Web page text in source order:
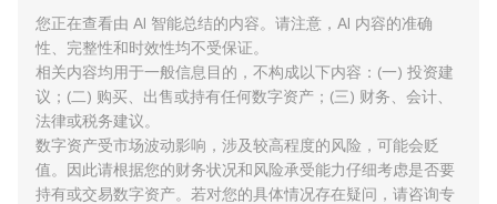
您正在查看由 AI 智能总结的内容。请注意，AI 内容的准确
性、完整性和时效性均不受保证。
相关内容均用于一般信息目的，不构成以下内容：(一) 投资建
议；(二) 购买、出售或持有任何数字资产；(三) 财务、会计、
法律或税务建议。
数字资产受市场波动影响，涉及较高程度的风险，可能会贬
值。因此请根据您的财务状况和风险承受能力仔细考虑是否要
持有或交易数字资产。若对您的具体情况存在疑问，请咨询专